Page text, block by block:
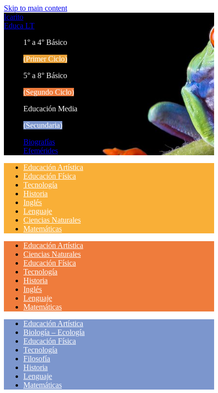
Skip to main content
Icarito
Educa LT
1° a 4° Básico
(Primer Ciclo)
5° a 8° Básico
(Segundo Ciclo)
Educación Media
(Secundaria)
Biografías
Efemérides
Educación Artística
Educación Física
Tecnología
Historia
Inglés
Lenguaje
Ciencias Naturales
Matemáticas
Educación Artística
Ciencias Naturales
Educación Física
Tecnología
Historia
Inglés
Lenguaje
Matemáticas
Educación Artística
Biología – Ecología
Educación Física
Tecnología
Filosofía
Historia
Lenguaje
Matemáticas